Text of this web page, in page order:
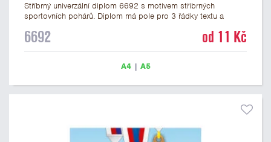
Stříbrný univerzální diplom 6692 s motivem stříbrných
sportovních pohárů. Diplom má pole pro 3 řádky textu a
formátu A4 a A5. Tento univerzální diplom je vhodný pro
motivem pohárů má gramáž 250 g/m2.
6692 od 11 Kč
A4| A5